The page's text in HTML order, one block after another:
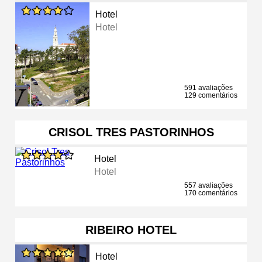
Hotel
Hotel
591 avaliações
129 comentários
CRISOL TRES PASTORINHOS
Hotel
Hotel
557 avaliações
170 comentários
RIBEIRO HOTEL
Hotel